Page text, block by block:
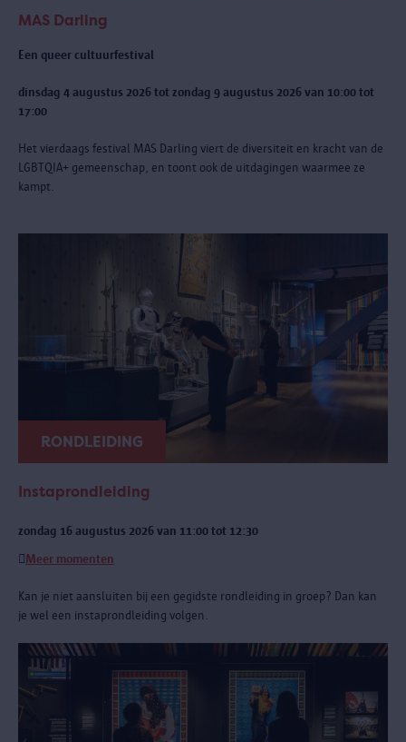
MAS Darling
Een queer cultuurfestival
dinsdag 4 augustus 2026 tot zondag 9 augustus 2026 van 10:00 tot
17:00
Het vierdaags festival MAS Darling viert de diversiteit en kracht van de
LGBTQIA+ gemeenschap, en toont ook de uitdagingen waarmee ze
kampt.
RONDLEIDING
Instaprondleiding
zondag 16 augustus 2026 van 11:00 tot 12:30
Meer momenten
Kan je niet aansluiten bij een gegidste rondleiding in groep? Dan kan
je wel een instaprondleiding volgen.